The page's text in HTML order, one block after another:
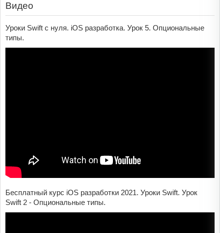
Видео
Уроки Swift с нуля. iOS разработка. Урок 5. Опциональные
типы.
Бесплатный курс iOS разработки 2021. Уроки Swift. Урок
Swift 2 - Опциональные типы.